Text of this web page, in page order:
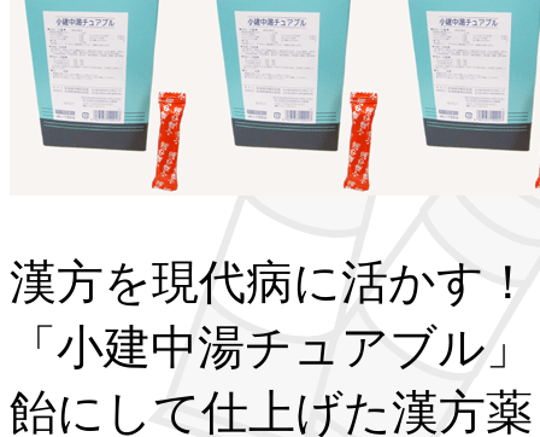
漢方を現代病に活かす
「小建中湯チュアブル」
飴にして仕上げた漢方